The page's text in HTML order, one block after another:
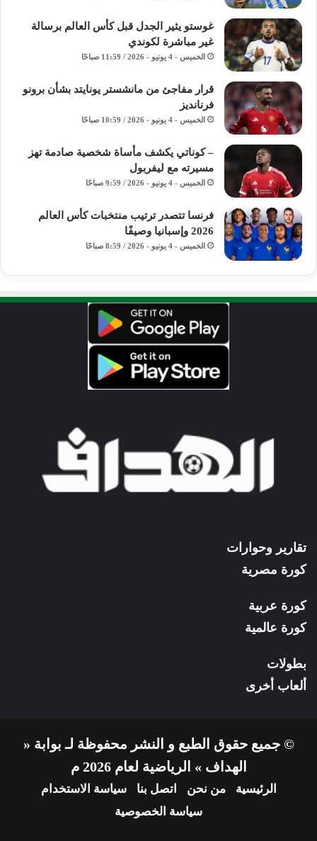
غوستو يثير الجدل قبل كأس العالم برسالة
غير مباشرة لكوندي
الخميس - 4 يونيو - 2026 / 11:59 صباحًا
قرار مفاجئ من مانشستر يونايتد بشأن برونو
فرنانديز
الخميس - 4 يونيو - 2026 / 10:59 صباحًا
– كوناتي يكشف مأساة شخصية صادمة تهز
مسيرته مع ليفربول
الخميس - 4 يونيو - 2026 / 9:59 صباحًا
فرنسا تتصدر ترتيب منتخبات كأس العالم
2026 وإسبانيا وصيفًا
الخميس - 4 يونيو - 2026 / 8:59 صباحًا
تقارير وحوارات
كورة مصرية
كورة عربية
كورة عالمية
بطولات
ألعاب أخرى
© جميع حقوق الطبع و النشر محفوظة لـ بوابة «
الهداف » الرياضية لعام 2026 م
الرئيسية من نحن اتصل بنا
سياسة الاستخدام
سياسة الخصوصية